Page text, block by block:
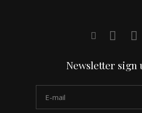
Newsletter sign